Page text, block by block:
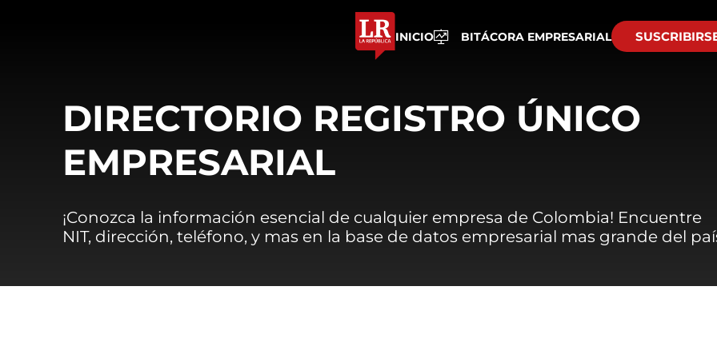
INICIO BITÁCORA EMPRESARIAL
DIRECTORIO REGISTRO ÚNICO
EMPRESARIAL
¡Conozca la información esencial de cualquier empresa de Colombia! Encuentre
NIT, dirección, teléfono, y mas en la base de datos empresarial mas grande del